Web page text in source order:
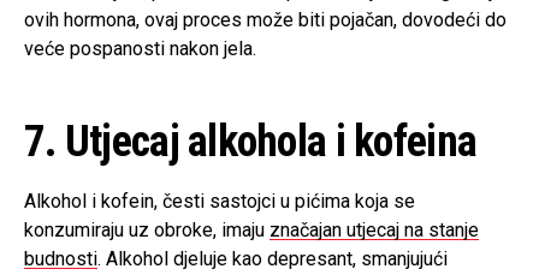
ovih hormona, ovaj proces može biti pojačan, dovodeći do
veće pospanosti nakon jela.
7. Utjecaj alkohola i kofeina
Alkohol i kofein, česti sastojci u pićima koja se
konzumiraju uz obroke, imaju značajan utjecaj na stanje
budnosti. Alkohol djeluje kao depresant, smanjujući